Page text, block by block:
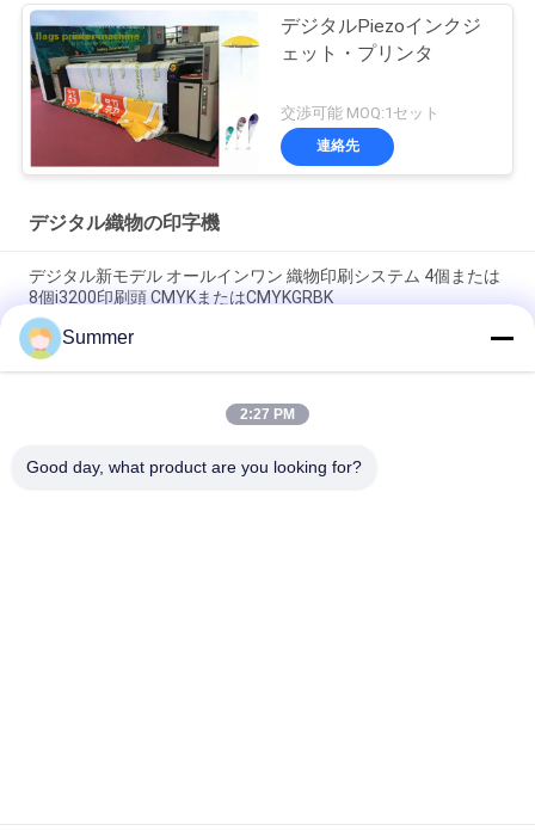
デジタルPiezoインクジ
ェット・プリンタ
交渉可能 MOQ:1セット
連絡先
デジタル織物の印字機
デジタル新モデル オールインワン 織物印刷システム 4個または
8個i3200印刷頭 CMYKまたはCMYKGRBK
上海 SAER COLOR 4 色または 8 色デジタル繊維印刷システム
3200 ミリメートル大判ファブリックプロッタ
オールインワン ポリエステル デジタルプリンター サブライメ
Summer
2:27 PM
Good day, what product are you looking for?